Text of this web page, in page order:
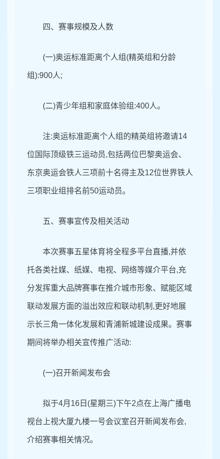
四、赛事规模及人数
(一)奥运标准距离个人组(精英组和分龄
组):900人;
(二)青少年组和家庭体验组:400人。
注:奥运标准距离个人组的精英组将邀请14
位国际顶级铁三运动员,包括两位巴黎奥运会、
东京奥运会铁人三项前十名得主及12位世界铁人
三项职业组排名前50运动员。
五、赛事宣传及相关活动
本次赛事五星体育将全程多平台直播,并依
托各类社媒、纸媒、电视、网络等媒介平台,充
分发挥重大品牌赛事在推介城市形象、赋能区域
联动发展方面的溢出效应和联动机制,更好地展
示长三角一体化发展和青浦新城建设成果。赛事
期间将举办相关宣传推广活动:
(一)召开新闻发布会
拟于4月16日(星期三)下午2点在上海广播电
视台上视大厦九楼一号会议室召开新闻发布会,
介绍赛事相关情况。